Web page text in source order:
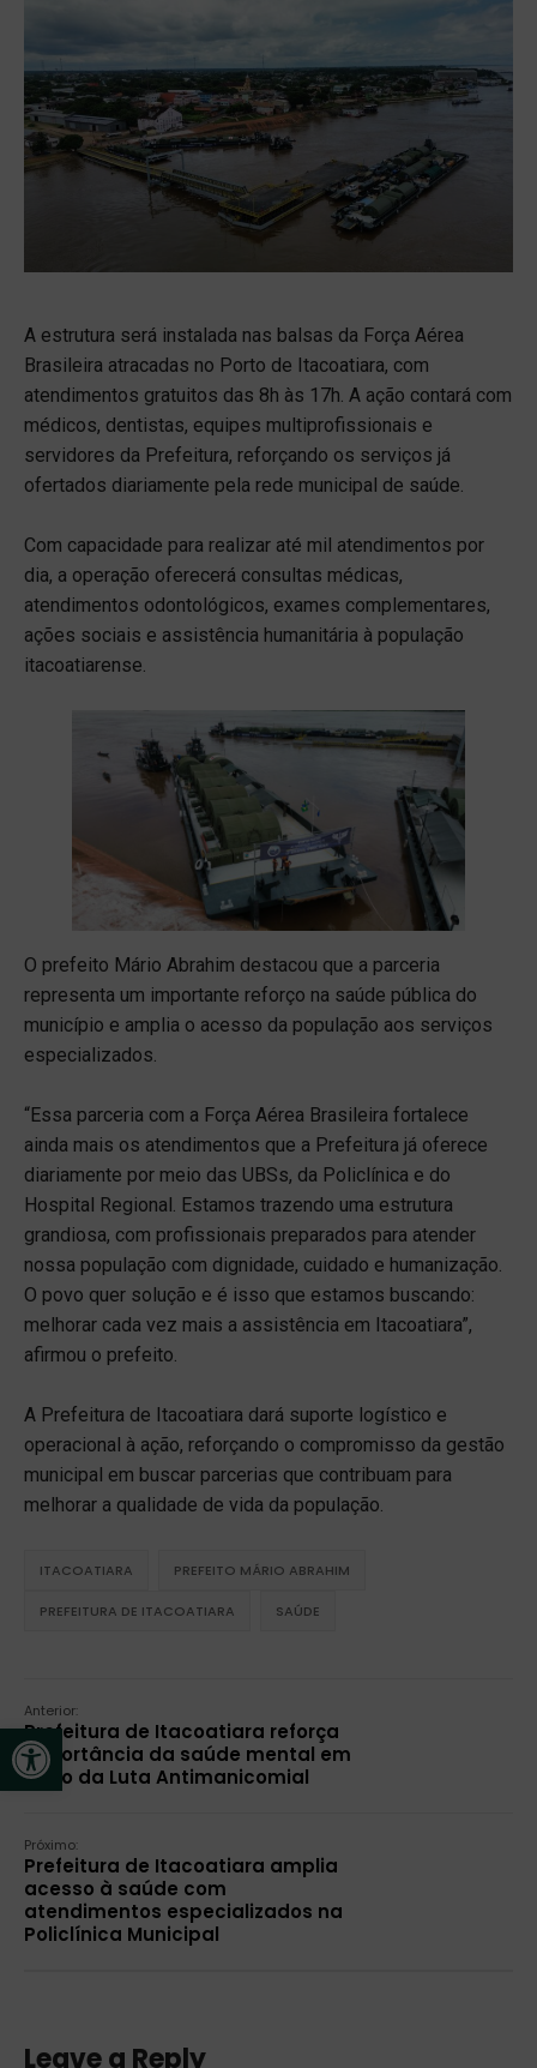
Open toolbar
A estrutura será instalada nas balsas da Força Aérea
Brasileira atracadas no Porto de Itacoatiara, com
atendimentos gratuitos das 8h às 17h. A ação contará com
médicos, dentistas, equipes multiprofissionais e
servidores da Prefeitura, reforçando os serviços já
ofertados diariamente pela rede municipal de saúde.
Com capacidade para realizar até mil atendimentos por
dia, a operação oferecerá consultas médicas,
atendimentos odontológicos, exames complementares,
ações sociais e assistência humanitária à população
itacoatiarense.
O prefeito Mário Abrahim destacou que a parceria
representa um importante reforço na saúde pública do
município e amplia o acesso da população aos serviços
especializados.
“Essa parceria com a Força Aérea Brasileira fortalece
ainda mais os atendimentos que a Prefeitura já oferece
diariamente por meio das UBSs, da Policlínica e do
Hospital Regional. Estamos trazendo uma estrutura
grandiosa, com profissionais preparados para atender
nossa população com dignidade, cuidado e humanização.
O povo quer solução e é isso que estamos buscando:
melhorar cada vez mais a assistência em Itacoatiara”,
afirmou o prefeito.
A Prefeitura de Itacoatiara dará suporte logístico e
operacional à ação, reforçando o compromisso da gestão
municipal em buscar parcerias que contribuam para
melhorar a qualidade de vida da população.
ITACOATIARA PREFEITO MÁRIO ABRAHIM
PREFEITURA DE ITACOATIARA SAÚDE
Anterior:
Prefeitura de Itacoatiara reforça
importância da saúde mental em
ação da Luta Antimanicomial
Próximo:
Prefeitura de Itacoatiara amplia
acesso à saúde com
atendimentos especializados na
Policlínica Municipal
Leave a Reply